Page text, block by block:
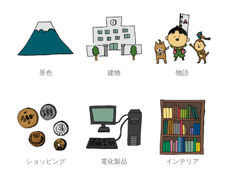
景色 建物 物語
ショッピング 電化製品 インテリア